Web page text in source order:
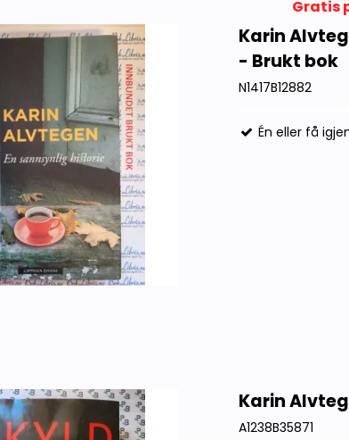
Gratis
Karin
- Brukt bok
N1417B12882
Én eller få
Karin
A1238B35871